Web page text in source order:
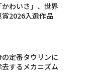
わいさ」、世界
2026入選作品
定番タウリンに
去するメカニズム